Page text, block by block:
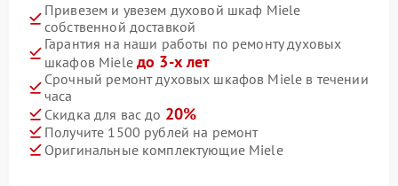
Привезем и увезем духовой шкаф Miele
собственной доставкой
Гарантия на наши работы по ремонту духовых
шкафов Miele до 3-х лет
Срочный ремонт духовых шкафов Miele в течении
часа
Скидка для вас до 20%
Получите 1500 рублей на ремонт
Оригинальные комплектующие Miele